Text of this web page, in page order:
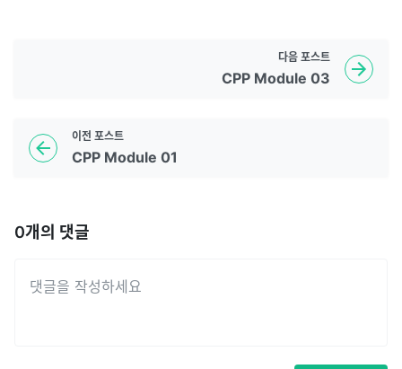
이전 포스트
CPP Module 01
다음 포스트
CPP Module 03
0개의 댓글